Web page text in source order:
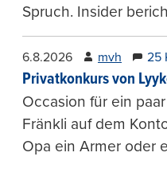
Spruch. Insider
6.8.2026 mvh 25
Privatkonkurs von
Occasion für ein
Fränkli auf dem
Opa ein Armer oder